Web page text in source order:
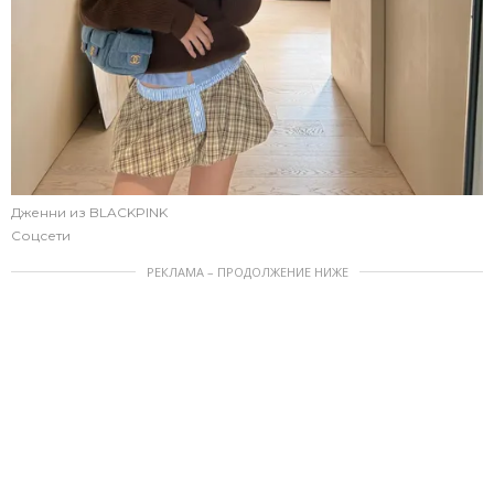
Дженни из BLACKPINK
Соцсети
РЕКЛАМА – ПРОДОЛЖЕНИЕ НИЖЕ